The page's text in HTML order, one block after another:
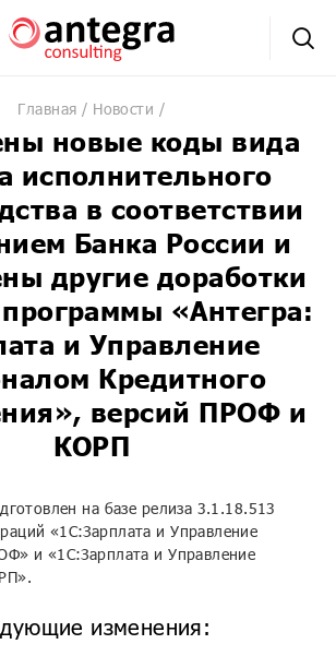
20-02
Главная Новости
новые коды вида
исполнительного
в соответствии
Банка России и
другие доработки
«Антегра:
и Управление
Кредитного
версий ПРОФ и
КОРП
на базе релиза 3.1.18.513
«1С:Зарплата и Управление
и «1С:Зарплата и Управление
изменения: